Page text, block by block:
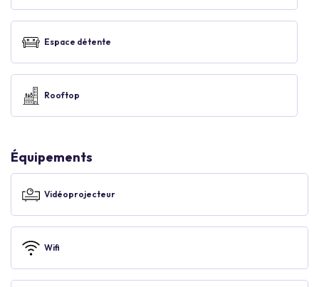
Espace détente
Rooftop
Équipements
Vidéoprojecteur
Wifi